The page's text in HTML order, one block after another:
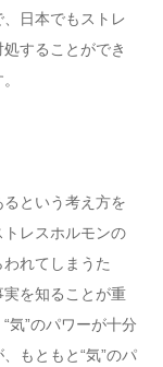
日本でもストレ
することができ
という考え方を
レスホルモンの
れてしまうた
を知ることが重
気”のパワーが十分
もともと“気”のパ